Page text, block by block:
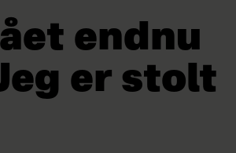
endnu
er stolt